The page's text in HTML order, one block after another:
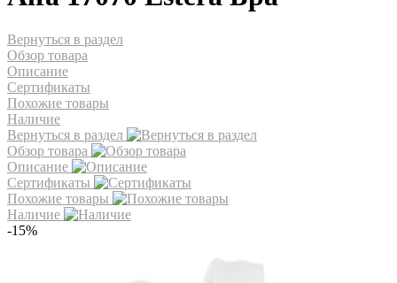
Вернуться в раздел
Обзор товара
Описание
Сертификаты
Похожие товары
Наличие
Вернуться в раздел
Обзор товара
Описание
Сертификаты
Похожие товары
Наличие
-15%